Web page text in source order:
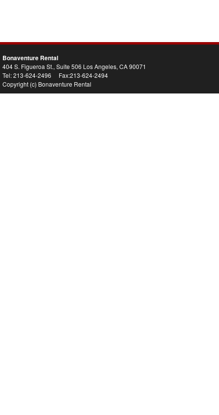
Bonaventure Rental
404 S. Figueroa St., Suite 506 Los Angeles, CA 90071
Tel: 213-624-2496 Fax:213-624-2494
Copyright (c) Bonaventure Rental